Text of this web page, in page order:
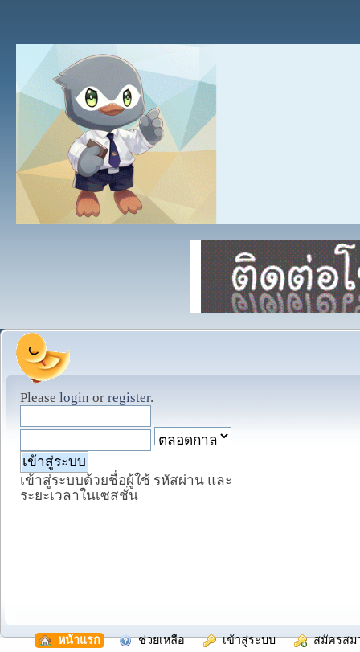
Please login or register.
เข้าสู่ระบบด้วยชื่อผู้ใช้ รหัสผ่าน และ
ระยะเวลาในเซสชั่น
หน้าแรก ช่วยเหลือ เข้าสู่ระบบ สมัครสม